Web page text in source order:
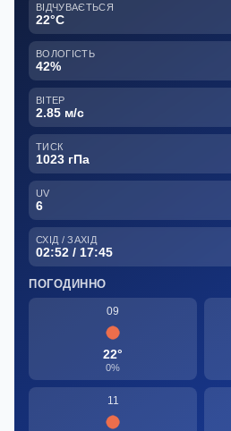
ВІДЧУВАЄТЬСЯ
22°C
ВОЛОГІСТЬ
42%
ВІТЕР
2.85 м/с
ТИСК
1023 гПа
UV
6
СХІД / ЗАХІД
02:52 / 17:45
ПОГОДИННО
09
22°
0%
11